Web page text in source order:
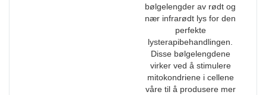
bølgelengder av rødt og
nær infrarødt lys for den
perfekte
lysterapibehandlingen.
Disse bølgelengdene
virker ved å stimulere
mitokondriene i cellene
våre til å produsere mer